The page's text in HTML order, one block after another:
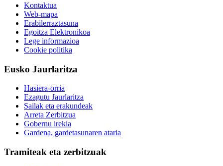
Kontaktua
Web-mapa
Erabilerraztasuna
Egoitza Elektronikoa
Lege informazioa
Cookie politika
Eusko Jaurlaritza
Hasiera-orria
Ezagutu Jaurlaritza
Sailak eta erakundeak
Arreta Zerbitzua
Gobernu irekia
Gardena, gardetasunaren ataria
Tramiteak eta zerbitzuak